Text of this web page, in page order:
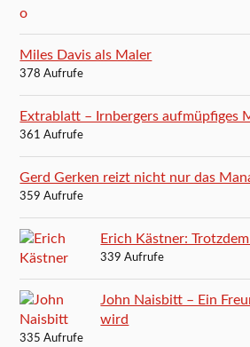
Miles Davis als Maler
378 Aufrufe
Extrablatt – Irnbergers aufmüpfiges
361 Aufrufe
Gerd Gerken reizt nicht nur das
359 Aufrufe
Erich Kästner:
339 Aufrufe
John Naisbitt – Ein
wird
335 Aufrufe